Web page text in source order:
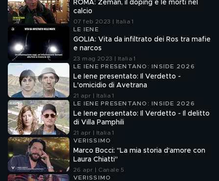
ROMA: Zeman, il doping e le morti nel
calcio
07 feb 2023 | Italia 1
LE IENE
GOLIA: Vita da infiltrato dei Ros tra mafie
e narcos
23 mag 2023 | Italia 1
LE IENE PRESENTANO: INSIDE 2026
Le Iene presentato: Il Verdetto -
L'omicidio di Avetrana
21 apr | Italia 1
LE IENE PRESENTANO: INSIDE 2026
Le Iene presentato: Il Verdetto - Il delitto
di Villa Pamphili
21 apr | Italia 1
VERISSIMO
Marco Bocci: "La mia storia d'amore con
Laura Chiatti"
26 apr | Canale 5
VERISSIMO